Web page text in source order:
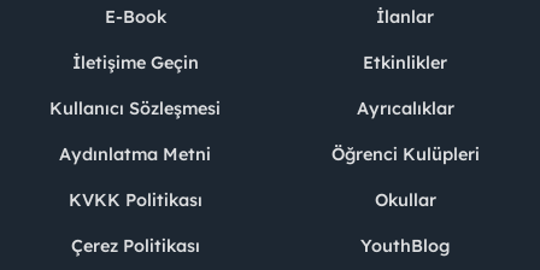
E-Book
İletişime Geçin
Kullanıcı Sözleşmesi
Aydınlatma Metni
KVKK Politikası
Çerez Politikası
İlanlar
Etkinlikler
Ayrıcalıklar
Öğrenci Kulüpleri
Okullar
YouthBlog